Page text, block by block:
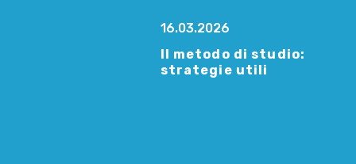
16.03.2026
Il metodo di studio:
strategie utili